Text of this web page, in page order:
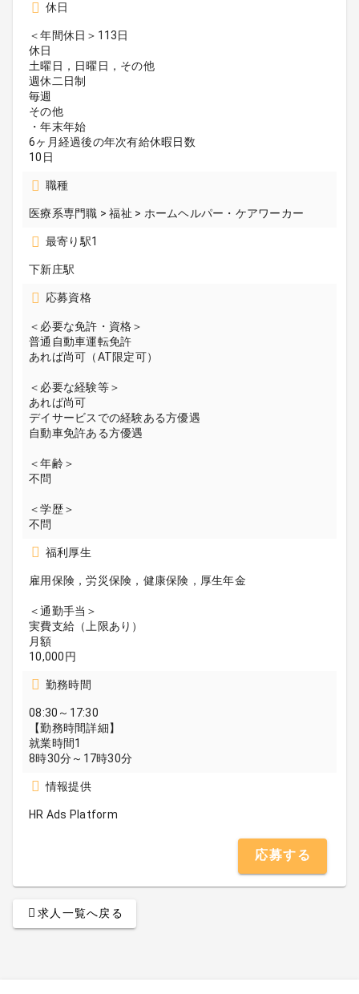
休日
＜年間休日＞113日
休日
土曜日，日曜日，その他
週休二日制
毎週
その他
・年末年始
6ヶ月経過後の年次有給休暇日数
10日
職種
医療系専門職 > 福祉 > ホームヘルパー・ケアワーカー
最寄り駅1
下新庄駅
応募資格
＜必要な免許・資格＞
普通自動車運転免許
あれば尚可（AT限定可）
＜必要な経験等＞
あれば尚可
デイサービスでの経験ある方優遇
自動車免許ある方優遇
＜年齢＞
不問
＜学歴＞
不問
福利厚生
雇用保険，労災保険，健康保険，厚生年金
＜通勤手当＞
実費支給（上限あり）
月額
10,000円
勤務時間
08:30～17:30
【勤務時間詳細】
就業時間1
8時30分～17時30分
情報提供
HR Ads Platform
応募する
求人一覧へ戻る